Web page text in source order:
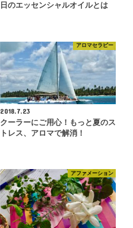
日のエッセンシャルオイルとは
アロマセラピー
2018.7.23
クーラーにご用心！もっと夏のス
トレス、アロマで解消！
アファメーション